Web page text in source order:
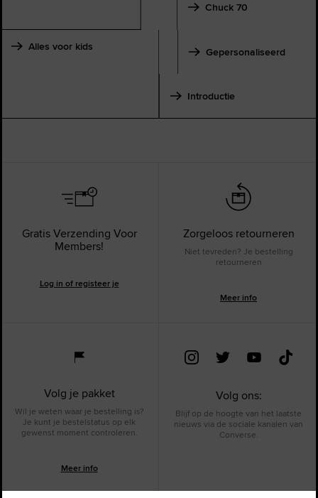
Chuck 70
Alles voor kids Gepersonaliseerd
Introductie
Gratis Verzending Voor
Members!
Log in of registeer je
Zorgeloos retourneren
Niet tevreden? Je bestelling
retourneren
Meer info
Volg je pakket
Wil je weten waar je bestelling is?
Je kunt je bestelstatus op elk
gewenst moment controleren.
Meer info
Volg ons:
Blijf op de hoogte van het laatste
nieuws via de sociale kanalen van
Converse.